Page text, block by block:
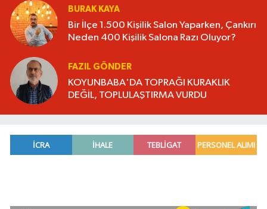
BURAK KAYA
Bir İlçe 1.500 Kişilik Salon Yaparken, Çankırı
Neden 400 Kişilik Salona Razı Oluyor?
FAZIL GÖNDER
KOYUNBABA'DA TOPRAĞI KURAKLIK
DEĞİL, TOPLULAŞTIRMA VURDU